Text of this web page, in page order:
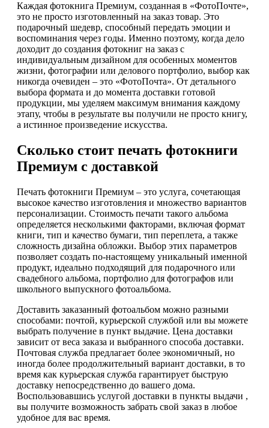
Каждая фотокнига Премиум, созданная в «ФотоПочте»,
это не просто изготовленный на заказ товар. Это
подарочный шедевр, способный передать эмоции и
воспоминания через годы. Именно поэтому, когда дело
доходит до создания фотокниг на заказ с
индивидуальным дизайном для особенных моментов
жизни, фотографии или делового портфолио, выбор как
никогда очевиден – это «ФотоПочта». От детального
выбора формата и до момента доставки готовой
продукции, мы уделяем максимум внимания каждому
этапу, чтобы в результате вы получили не просто книгу,
а истинное произведение искусства.
Сколько стоит печать фотокниги
Премиум с доставкой
Печать фотокниги Премиум – это услуга, сочетающая
высокое качество изготовления и множество вариантов
персонализации. Стоимость печати такого альбома
определяется несколькими факторами, включая формат
книги, тип и качество бумаги, тип переплета, а также
сложность дизайна обложки. Выбор этих параметров
позволяет создать по-настоящему уникальный именной
продукт, идеально подходящий для подарочного или
свадебного альбома, портфолио для фотографов или
школьного выпускного фотоальбома.
Доставить заказанный фотоальбом можно разными
способами: почтой, курьерской службой или вы можете
выбрать получение в пункт выдачие. Цена доставки
зависит от веса заказа и выбранного способа доставки.
Почтовая служба предлагает более экономичный, но
иногда более продолжительный вариант доставки, в то
время как курьерская служба гарантирует быструю
доставку непосредственно до вашего дома.
Воспользовавшись услугой доставки в пункты выдачи ,
вы получите возможность забрать свой заказ в любое
удобное для вас время.